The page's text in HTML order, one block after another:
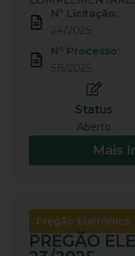
Nº Licitação:
24/2025
Nº Processo:
58/2025
Status
Aberto
Mais
Pregão Eletrônico
PREGÃO